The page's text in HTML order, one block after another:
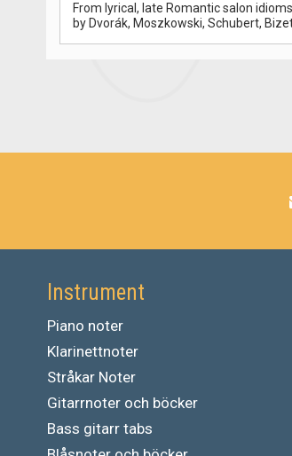
From lyrical, late Romantic salon
by Dvorák, Moszkowski, Schubert,
Instrument
Piano noter
Klarinettnoter
Stråkar Noter
Gitarrnoter och böcker
Bass gitarr tabs